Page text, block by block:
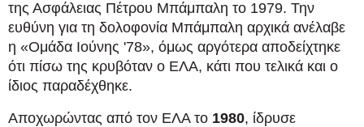
της Ασφάλειας Πέτρου Μπάμπαλη το 1979. Την
ευθύνη για τη δολοφονία Μπάμπαλη αρχικά ανέλαβε
η «Ομάδα Ιούνης '78», όμως αργότερα αποδείχτηκε
ότι πίσω της κρυβόταν ο ΕΛΑ, κάτι που τελικά και ο
ίδιος παραδέχθηκε.
Αποχωρώντας από τον ΕΛΑ το 1980, ίδρυσε